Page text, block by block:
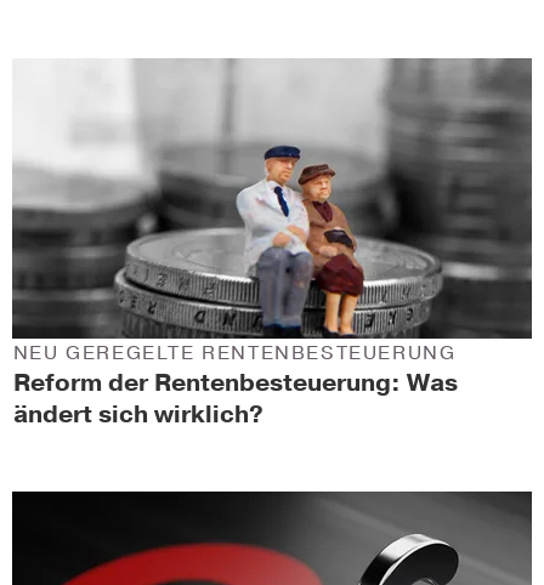
Reform der Rentenbesteuerung: Was
ändert sich wirklich?
NEU GEREGELTE RENTENBESTEUERUNG